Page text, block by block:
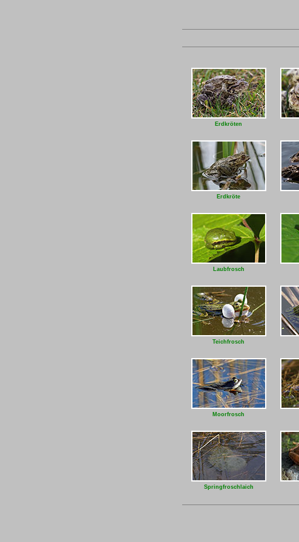
Erdkröten
Erdkröte
Laubfrosch
Teichfrosch
Moorfrosch
Springfroschlaich